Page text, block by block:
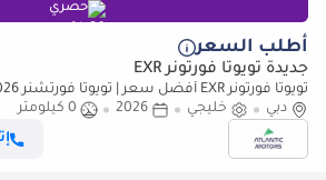
حصري
أطلب السعر
جديدة تويوتا فورتونر EXR
فقط (للتصدير فقط)
دبي خليجي 2026
0 كيلومتر